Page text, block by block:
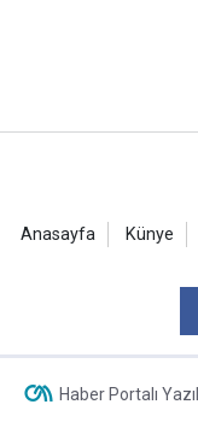
Anasayfa Künye
Haber Portalı